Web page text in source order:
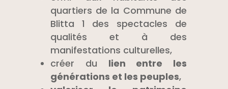
quartiers de la Commune de
Blitta 1 des spectacles de
qualités et à des
manifestations culturelles,
créer du lien entre les
générations et les peuples,